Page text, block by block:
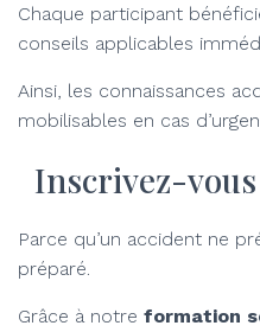
Chaque participant
conseils applicables
Ainsi, les connaissances
mobilisables en cas
Inscrivez-
Parce qu’un accident ne
préparé.
Grâce à notre formation